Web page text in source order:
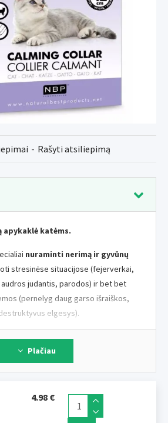
- Rašyti atsiliepimą
4.98 €
apykaklė katėms.
nuraminti nerimą ir gyvūnų
stresinėse situacijose (fejerverkai,
judantis, parodos) ir bet bet
(pernelyg daug garso išraiškos,
elgesys).
eterinių aliejų.
suvokimo. p>
5 %, aistra 2 %, kvapi esmė.
raminančio poveikio, atpalaiduoja
Plačiau